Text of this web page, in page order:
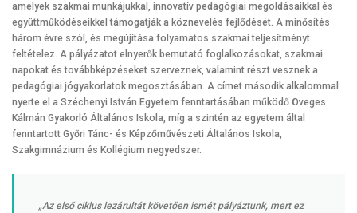
amelyek szakmai munkájukkal, innovatív pedagógiai megoldásaikkal és
együttműködéseikkel támogatják a köznevelés fejlődését. A minősítés
három évre szól, és megújítása folyamatos szakmai teljesítményt
feltételez. A pályázatot elnyerők bemutató foglalkozásokat, szakmai
napokat és továbbképzéseket szerveznek, valamint részt vesznek a
pedagógiai jógyakorlatok megosztásában. A címet második alkalommal
nyerte el a Széchenyi István Egyetem fenntartásában működő Öveges
Kálmán Gyakorló Általános Iskola, míg a szintén az egyetem által
fenntartott Győri Tánc- és Képzőművészeti Általános Iskola,
Szakgimnázium és Kollégium negyedszer.
„Az első ciklus lezárultát követően ismét pályáztunk, mert ez